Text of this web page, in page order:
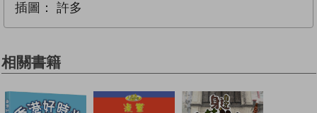
插圖：
許多
相關書籍